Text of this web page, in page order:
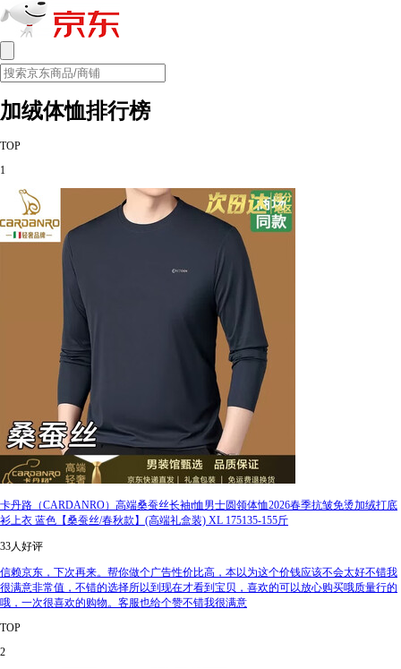
加绒体恤排行榜
TOP
1
卡丹路（CARDANRO）高端桑蚕丝长袖t恤男士圆领体恤2026春季抗皱免烫加绒打底
衫上衣 蓝色【桑蚕丝/春秋款】(高端礼盒装) XL 175135-155斤
33人好评
信赖京东，下次再来。帮你做个广告性价比高，本以为这个价钱应该不会太好不错我
很满意非常值，不错的选择所以到现在才看到宝贝，喜欢的可以放心购买哦质量行的
哦，一次很喜欢的购物。客服也给个赞不错我很满意
TOP
2